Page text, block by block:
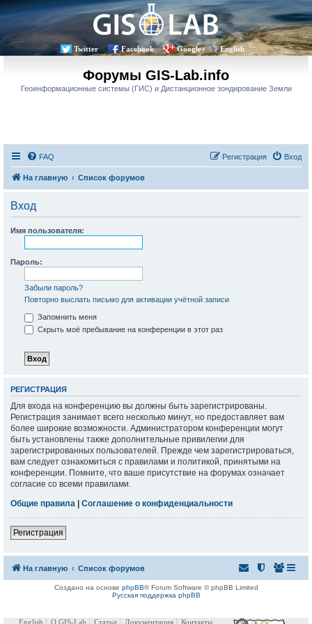
Twitter Facebook Google+ English
Форумы GIS-Lab.info
Геоинформационные системы (ГИС) и Дистанционное зондирование Земли
FAQ Вход
Регистрация
На главную Список форумов
Вход
Имя пользователя:
Пароль:
Забыли пароль?
Повторно выслать письмо для активации учётной записи
Запомнить меня
Скрыть моё пребывание на конференции в этот раз
РЕГИСТРАЦИЯ
Для входа на конференцию вы должны быть зарегистрированы.
Регистрация занимает всего несколько минут, но предоставляет вам
более широкие возможности. Администратором конференции могут
быть установлены также дополнительные привилегии для
зарегистрированных пользователей. Прежде чем зарегистрироваться,
вам следует ознакомиться с правилами и политикой, принятыми на
конференции. Помните, что ваше присутствие на форумах означает
согласие со всеми правилами.
Общие правила | Соглашение о конфиденциальности
Регистрация
На главную Список форумов
Создано на основе phpBB® Forum Software © phpBB Limited
Русская поддержка phpBB
English О GIS-Lab Статьи Документация Контакты